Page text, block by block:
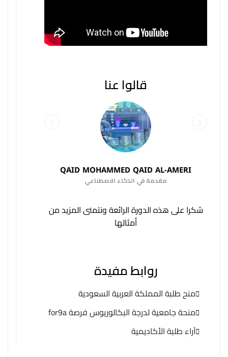
قالوا عنا
QAID MOHAMMED QAID AL-AMERI
مقدمة في الذكاء الاصطناعي
شكرا على هذه الدورة الرائعة ونتمنى المزيد من
أمثالها
روابط مفيدة
منح طلبة المملكة العربية السعودية
منحة جامعية لدرجة البكالوريوس فرصة for9a
آراء طلبة الأكاديمية